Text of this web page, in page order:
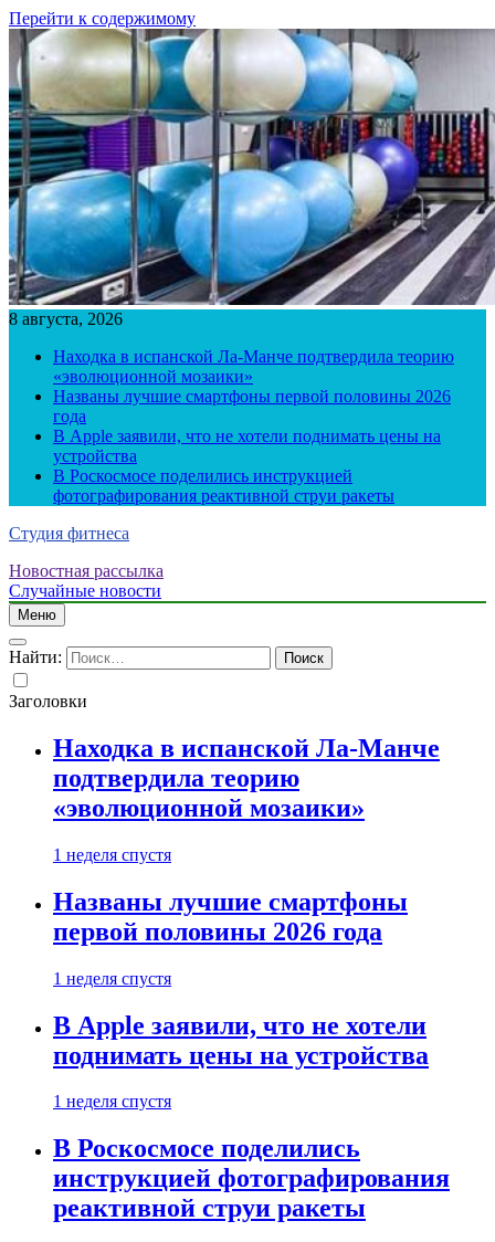
Перейти к содержимому
8 августа, 2026
Находка в испанской Ла-Манче подтвердила теорию
«эволюционной мозаики»
Названы лучшие смартфоны первой половины 2026
года
В Apple заявили, что не хотели поднимать цены на
устройства
В Роскосмосе поделились инструкцией
фотографирования реактивной струи ракеты
Студия фитнеса
Новостная рассылка
Случайные новости
Меню
Найти:
Заголовки
Находка в испанской Ла-Манче
подтвердила теорию
«эволюционной мозаики»
1 неделя спустя
Названы лучшие смартфоны
первой половины 2026 года
1 неделя спустя
В Apple заявили, что не хотели
поднимать цены на устройства
1 неделя спустя
В Роскосмосе поделились
инструкцией фотографирования
реактивной струи ракеты